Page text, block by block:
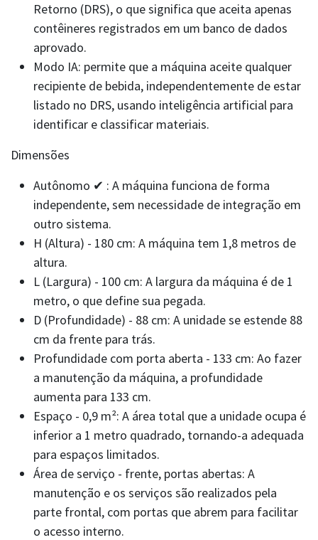
Retorno (DRS), o que significa que aceita apenas
contêineres registrados em um banco de dados
aprovado.
Modo IA: permite que a máquina aceite qualquer
recipiente de bebida, independentemente de estar
listado no DRS, usando inteligência artificial para
identificar e classificar materiais.
Dimensões
Autônomo ✔ : A máquina funciona de forma
independente, sem necessidade de integração em
outro sistema.
H (Altura) - 180 cm: A máquina tem 1,8 metros de
altura.
L (Largura) - 100 cm: A largura da máquina é de 1
metro, o que define sua pegada.
D (Profundidade) - 88 cm: A unidade se estende 88
cm da frente para trás.
Profundidade com porta aberta - 133 cm: Ao fazer
a manutenção da máquina, a profundidade
aumenta para 133 cm.
Espaço - 0,9 m²: A área total que a unidade ocupa é
inferior a 1 metro quadrado, tornando-a adequada
para espaços limitados.
Área de serviço - frente, portas abertas: A
manutenção e os serviços são realizados pela
parte frontal, com portas que abrem para facilitar
o acesso interno.